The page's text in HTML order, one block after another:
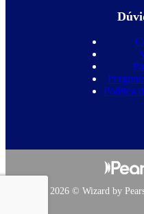
Política
Copyright 2026 © Wizard by